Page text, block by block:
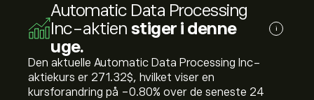
Automatic Data Processing
Inc-aktien stiger i denne
uge.
i
Den aktuelle Automatic Data Processing Inc-
aktiekurs er 271.32‎$‎, hvilket viser en
kursforandring på ‎-0.80‎% over de seneste 24